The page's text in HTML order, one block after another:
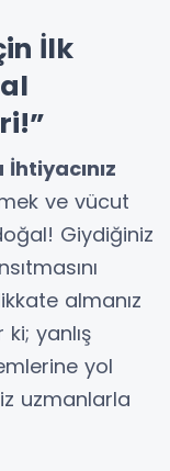
İlk
ve vücut
Giydiğiniz
almanız
yanlış
yol
uzmanlarla